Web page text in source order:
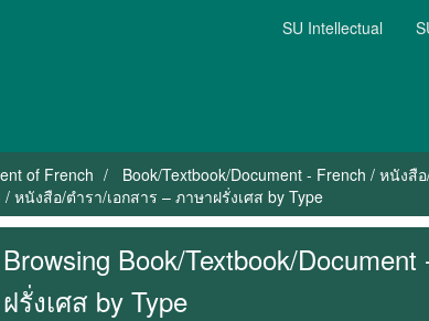
SU Intellectual
of French
Book/Textbook/Document - French / หนังสื
หนังสือ/ตำรา/เอกสาร – ภาษาฝรั่งเศส by Type
Browsing Book/Textbook/
ฝรั่งเศส by Type